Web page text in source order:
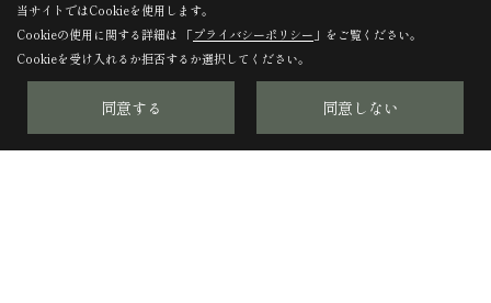
お客さまの気持ちを汲み取ることによって、つ
くる家に高いパフォーマンスを与えていく。こ
当サイトではCookieを使用します。
Cookieの使用に関する詳細は 「プライバシーポリシー 」をご覧ください。
Cookieを受け入れるか拒否するか選択してください。
同意する 同意しない